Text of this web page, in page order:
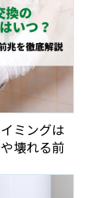
ミングは
壊れる前